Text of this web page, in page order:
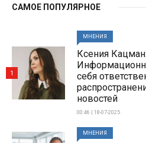
САМОЕ ПОПУЛЯРНОЕ
МНЕНИЯ
Ксения
себя
новостей
00:46 | 18-07-2025
1
МНЕНИЯ